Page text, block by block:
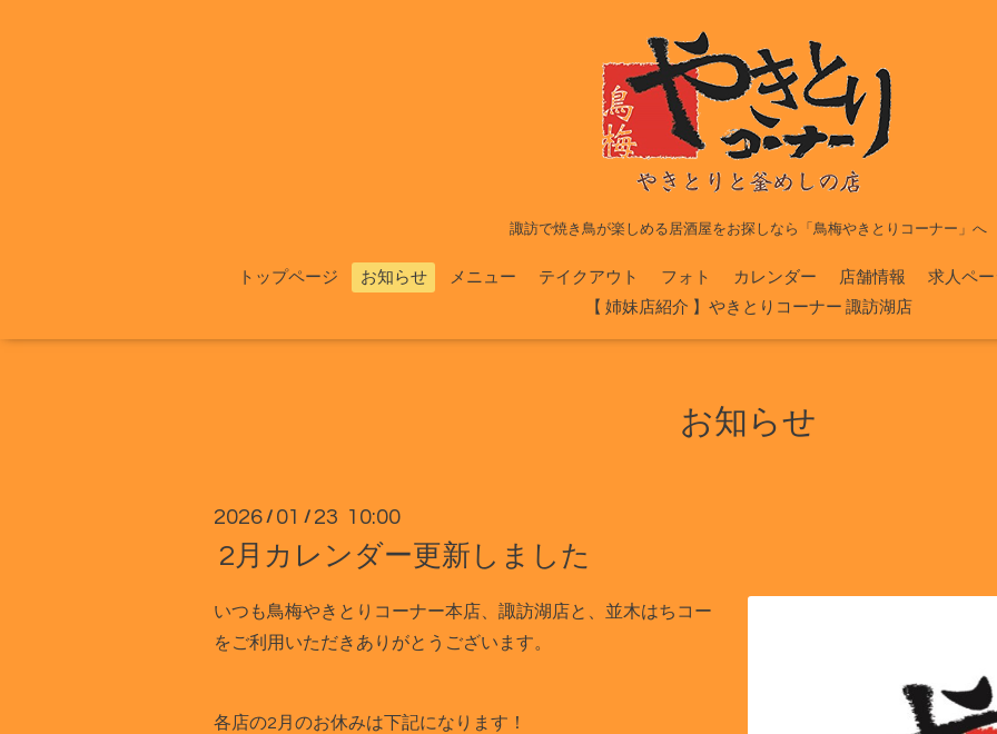
諏訪で焼き鳥が楽しめる居酒屋をお探しなら「鳥梅やきとりコーナー」へ
トップページ お知らせ メニュー テイクアウト フォト カレンダー 店舗情報
求人ペー
【 姉妹店紹介 】やきとりコーナー 諏訪湖店
お知らせ
2026 / 01 / 23 10:00
2月カレンダー更新しました
いつも鳥梅やきとりコーナー本店、諏訪湖店と、並木はちコー
をご利用いただきありがとうございます。
各店の2月のお休みは下記になります！